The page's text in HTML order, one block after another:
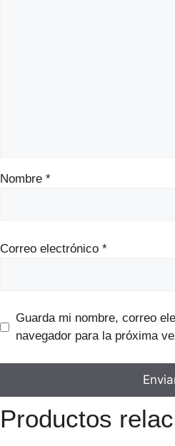
Nombre *
Correo electrónico *
Guarda mi nombre, correo
navegador para la próxima
Productos